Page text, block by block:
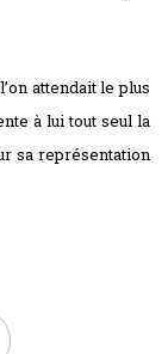
attendait le plus
à lui tout seul la
sa représentation